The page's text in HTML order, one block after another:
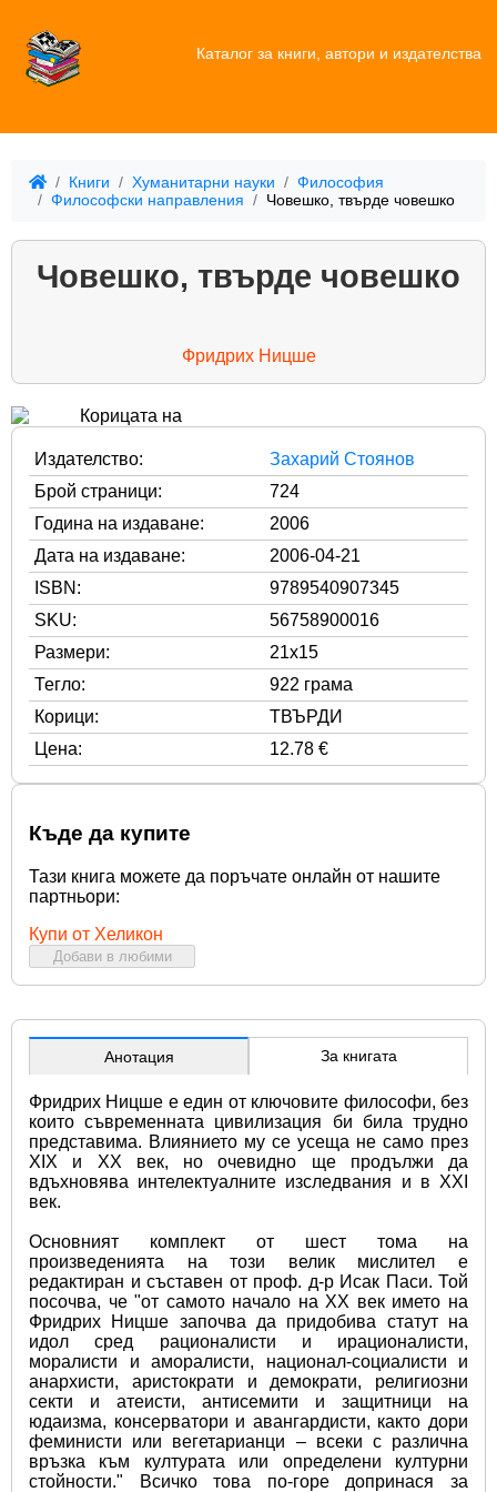
Каталог за книги, автори и издателства
Книги Хуманитарни науки
Философия
Философски направления
Човешко, твърде човешко
Човешко, твърде човешко
Фридрих Ницше
Издателство:
Захарий Стоянов
Брой страници:
724
Година на издаване:
2006
Дата на издаване:
2006-04-21
ISBN:
9789540907345
SKU:
56758900016
Размери:
21x15
Тегло:
922 грама
Корици:
ТВЪРДИ
Цена:
12.78 €
Къде да купите
Тази книга можете да поръчате онлайн от нашите
партньори:
Купи от Хеликон
Добави в любими
Анотация За книгата
Фридрих Ницше е един от ключовите философи, без
които съвременната цивилизация би била трудно
представима. Влиянието му се усеща не само през
XIX и XX век, но очевидно ще продължи да
вдъхновява интелектуалните изследвания и в XXI
век.
Основният комплект от шест тома на
произведенията на този велик мислител е
редактиран и съставен от проф. д-р Исак Паси. Той
посочва, че "от самото начало на XX век името на
Фридрих Ницше започва да придобива статут на
идол сред рационалисти и ирационалисти,
моралисти и аморалисти, национал-социалисти и
анархисти, аристократи и демократи, религиозни
секти и атеисти, антисемити и защитници на
юдаизма, консерватори и авангардисти, както дори
феминисти или вегетарианци – всеки с различна
връзка към културата или определени културни
стойности." Всичко това по-горе допринася за